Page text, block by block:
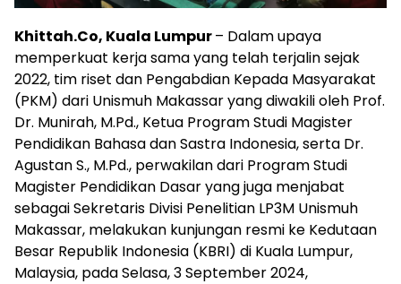
Khittah.Co, Kuala Lumpur– Dalam upaya
memperkuat kerja sama yang telah terjalin sejak
2022, tim riset dan Pengabdian Kepada Masyarakat
(PKM) dari Unismuh Makassar yang diwakili oleh Prof.
Dr. Munirah, M.Pd., Ketua Program Studi Magister
Pendidikan Bahasa dan Sastra Indonesia, serta Dr.
Agustan S., M.Pd., perwakilan dari Program Studi
Magister Pendidikan Dasar yang juga menjabat
sebagai Sekretaris Divisi Penelitian LP3M Unismuh
Makassar, melakukan kunjungan resmi ke Kedutaan
Besar Republik Indonesia (KBRI) di Kuala Lumpur,
Malaysia, pada Selasa, 3 September 2024,